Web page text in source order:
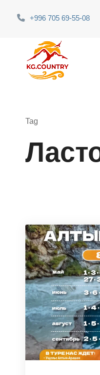
+996 705 69-55-08
Tag